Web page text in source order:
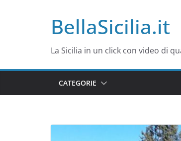
BellaSicilia.it
La Sicilia in un click con video di
CATEGORIE